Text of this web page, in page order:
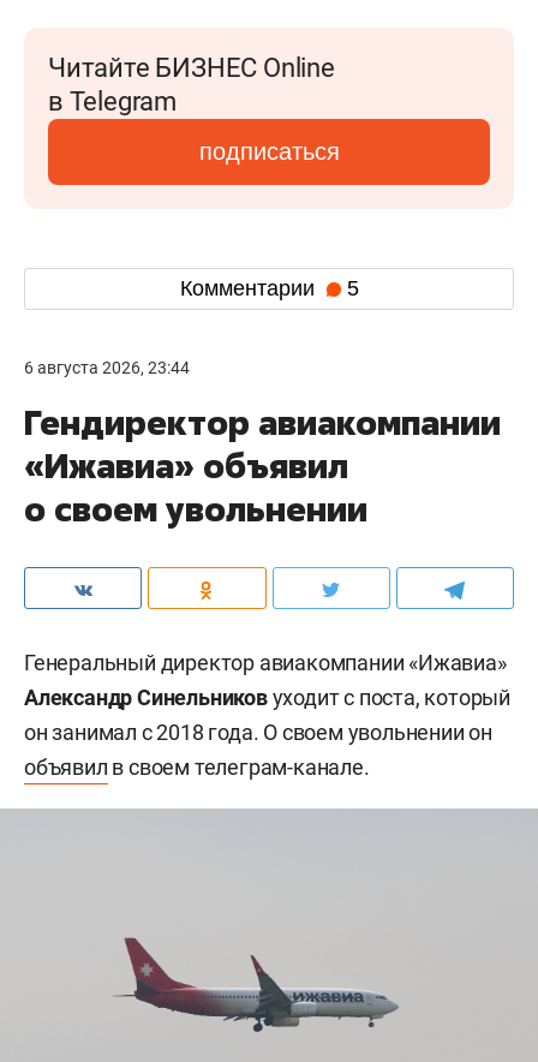
Читайте БИЗНЕС Online
в Telegram
подписаться
Комментарии 5
6 августа 2026, 23:44
Гендиректор авиакомпании
«Ижавиа» объявил
о своем увольнении
Генеральный директор авиакомпании «Ижавиа»
Александр Синельниковуходит с поста, который
он занимал с 2018 года. О своем увольнении он
объявил в своем телеграм-канале.